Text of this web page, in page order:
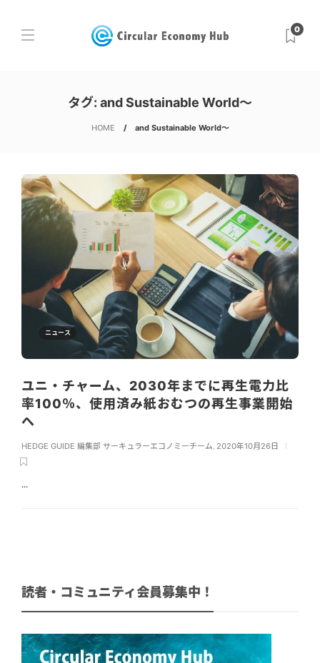
0
タグ: and Sustainable World～
HOME and Sustainable World～
ニュース
ユニ・チャーム、2030年までに再生電力比
率100％、使用済み紙おむつの再生事業開始
へ
HEDGE GUIDE 編集部 サーキュラーエコノミーチーム 2020年10月26日
...
読者・コミュニティ会員募集中！